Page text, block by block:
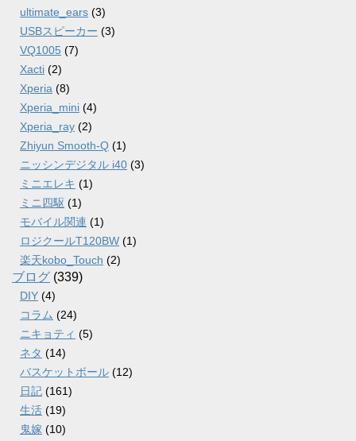
ultimate_ears (3)
USBスピーカー (3)
VQ1005 (7)
Xacti (2)
Xperia (8)
Xperia_mini (4)
Xperia_ray (2)
Zhiyun Smooth-Q (1)
ニッシンデジタル i40 (3)
ミニエレキ (1)
ミニ四駆 (1)
モバイル関連 (1)
ロジクールT120BW (1)
楽天kobo_Touch (2)
ブログ (339)
DIY (4)
コラム (24)
ニキョティ (5)
ネタ (14)
バスケットボール (12)
日記 (161)
生活 (19)
鬼嫁 (10)